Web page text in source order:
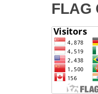
FLAG